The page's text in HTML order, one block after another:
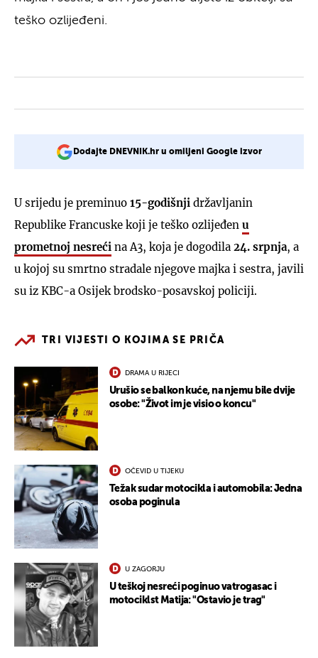
teško ozlijeđeni.
Dodajte DNEVNIK.hr u omiljeni Google izvor
U srijedu je preminuo 15-godišnji državljanin
Republike Francuske koji je teško ozlijeđen u
prometnoj nesreći na A3, koja je dogodila 24. srpnja, a
u kojoj su smrtno stradale njegove majka i sestra, javili
su iz KBC-a Osijek brodsko-posavskoj policiji.
TRI VIJESTI O KOJIMA SE PRIČA
DRAMA U RIJECI
Urušio se balkon kuće, na njemu bile dvije
osobe: "Život im je visio o koncu"
OČEVID U TIJEKU
Težak sudar motocikla i automobila: Jedna
osoba poginula
U ZAGORJU
U teškoj nesreći poginuo vatrogasac i
motociklst Matija: "Ostavio je trag"